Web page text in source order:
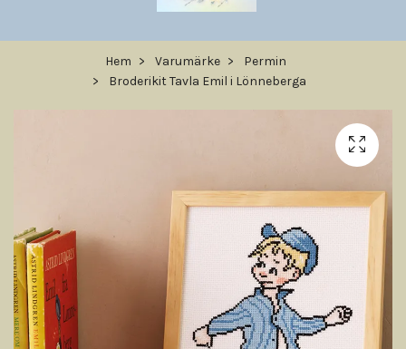
Hem Varumärke
Permin
Broderikit Tavla Emil i Lönneberga